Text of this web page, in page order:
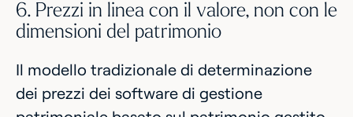
6. Prezzi in linea con il valore, non con le
dimensioni del patrimonio
Il modello tradizionale di determinazione
dei prezzi dei software di gestione